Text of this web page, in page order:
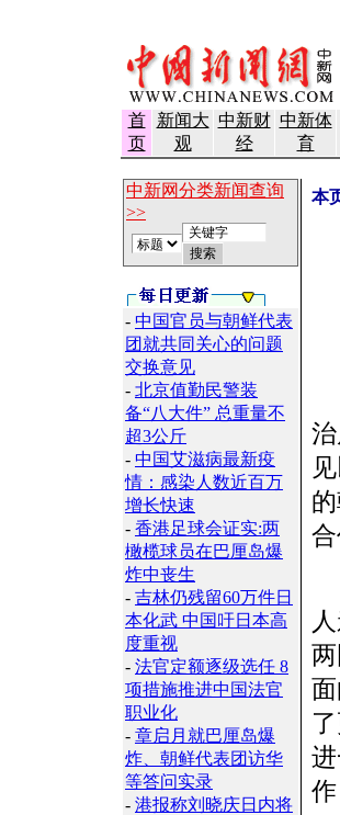
首
页
新闻大
观
中新财
经
中新体
育
中新网分类新闻查询
>>
- 中国官员与朝鲜代表
团就共同关心的问题
交换意见
- 北京值勤民警装
备“八大件” 总重量不
超3公斤
- 中国艾滋病最新疫
情：感染人数近百万
增长快速
- 香港足球会证实:两
橄榄球员在巴厘岛爆
炸中丧生
- 吉林仍残留60万件日
本化武 中国吁日本高
度重视
- 法官定额逐级选任 8
项措施推进中国法官
职业化
- 章启月就巴厘岛爆
炸、朝鲜代表团访华
等答问实录
- 港报称刘晓庆日内将
本